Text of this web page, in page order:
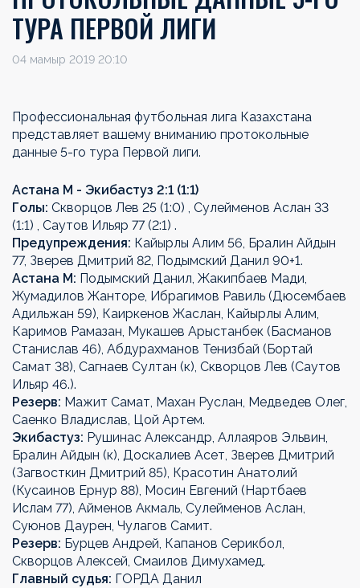
ТУРА ПЕРВОЙ ЛИГИ
04 мамыр 2019 20:10
Профессиональная футбольная лига Казахстана
представляет вашему вниманию протокольные
данные 5-го тура Первой лиги.
Астана М - Экибастуз 2:1 (1:1)
Голы: Скворцов Лев 25 (1:0) , Сулейменов Аслан 33
(1:1) , Саутов Ильяр 77 (2:1) .
Предупреждения: Кайырлы Алим 56, Бралин Айдын
77, Зверев Дмитрий 82, Подымский Данил 90+1.
Астана М: Подымский Данил, Жакипбаев Мади,
Жумадилов Жанторе, Ибрагимов Равиль (Дюсембаев
Адильжан 59), Каиркенов Жаслан, Кайырлы Алим,
Каримов Рамазан, Мукашев Арыстанбек (Басманов
Станислав 46), Абдурахманов Тенизбай (Бортай
Самат 38), Сагнаев Султан (к), Скворцов Лев (Саутов
Ильяр 46.).
Резерв: Мажит Самат, Махан Руслан, Медведев Олег,
Саенко Владислав, Цой Артем.
Экибастуз: Рушинас Александр, Аллаяров Эльвин,
Бралин Айдын (к), Доскалиев Асет, Зверев Дмитрий
(Загвосткин Дмитрий 85), Красотин Анатолий
(Кусаинов Ернур 88), Мосин Евгений (Нартбаев
Ислам 77), Айменов Акмаль, Сулейменов Аслан,
Суюнов Даурен, Чулагов Самит.
Резерв: Бурцев Андрей, Капанов Серикбол,
Скворцов Алексей, Смаилов Димухамед.
Главный судья: ГОРДА Данил